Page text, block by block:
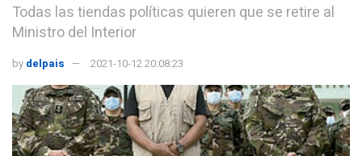
Todas las tiendas políticas quieren que se retire al
Ministro del Interior
by delpais 2021-10-12 20:08:23